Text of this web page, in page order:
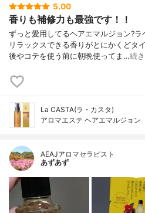
5.00
香りも補修力も最強です！！
ずっと愛用してるヘアエマルジョン?
リラックスできる香りがとにかくどタ
後やコテを使う前に朝晩使ってま…続
La CASTA(ラ・カスタ)
アロマエステ ヘアエマルジョン
AEAJアロマセラピスト
あずあず